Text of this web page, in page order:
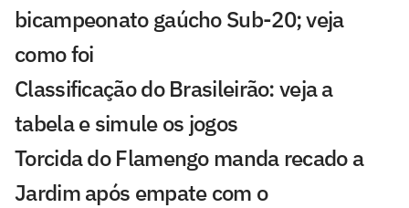
bicampeonato gaúcho Sub-20; veja
como foi
Classificação do Brasileirão: veja a
tabela e simule os jogos
Torcida do Flamengo manda recado a
Jardim após empate com o